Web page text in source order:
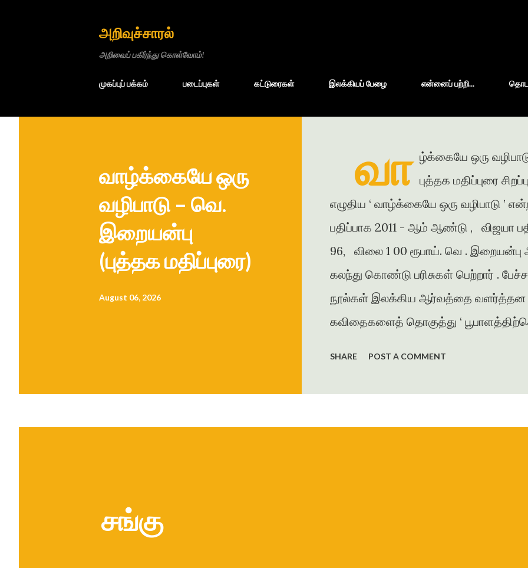
அறிவுச்சாரல்
அறிவைப் பகிர்ந்து கொள்வோம்!
முகப்புப் பக்கம் படைப்புகள் கட்டுரைகள் இலக்கியப் பேழை என்னைப் பற்றி...
வாழ்க்கையே ஒரு
வழிபாடு – வெ.
இறையன்பு
(புத்தக மதிப்புரை)
August 06, 2026
வா ழ்க்கையே ஒரு
புத்தக மதிப்புரை
எழுதிய ‘ வாழ்க்கையே ஒரு வழிபாடு
பதிப்பாக 2011 - ஆம் ஆண்டு , விஜயா
96, விலை 1 00 ரூபாய். வெ .
கலந்து கொண்டு பரிசுகள் பெற்றார் .
நூல்கள் இலக்கிய ஆர்வத்தை வளர்த்தன .
கவிதைகளைத் தொகுத்து ‘
கவிதை , கட்டுரைகளை எழுதியுள்ளார்
SHARE POST A COMMENT
சங்கு